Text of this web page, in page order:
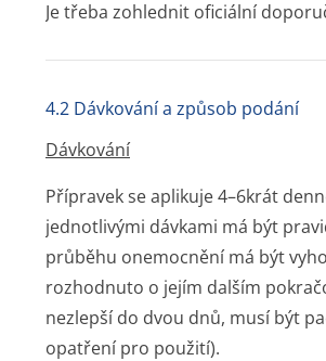
Je třeba zohlednit oficiální
4.2 Dávkování a způsob podání
Dávkování
Přípravek se aplikuje 4–6krát
jednotlivými dávkami má být
průběhu onemocnění má být
rozhodnuto o jejím dalším
nezlepší do dvou dnů, musí být
opatření pro použití).